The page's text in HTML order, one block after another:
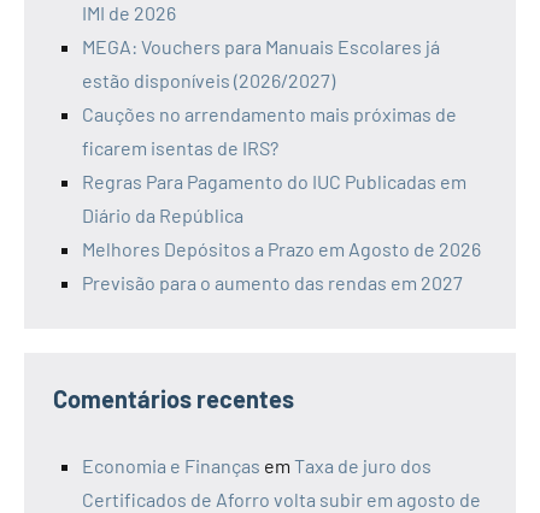
IMI de 2026
MEGA: Vouchers para Manuais Escolares já
estão disponíveis (2026/2027)
Cauções no arrendamento mais próximas de
ficarem isentas de IRS?
Regras Para Pagamento do IUC Publicadas em
Diário da República
Melhores Depósitos a Prazo em Agosto de 2026
Previsão para o aumento das rendas em 2027
Comentários recentes
Economia e Finanças em Taxa de juro dos
Certificados de Aforro volta subir em agosto de